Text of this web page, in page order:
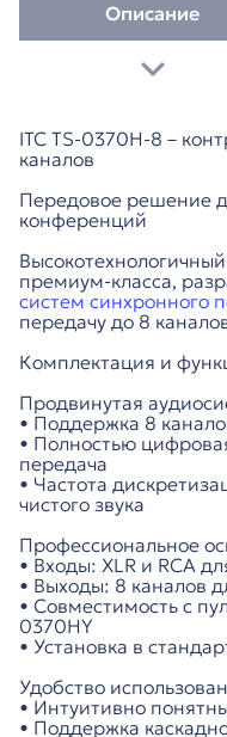
Описание
ITC TS-0370H-8 –
каналов
Передовое решение
конференций
премиум-класса,
систем синхронного
передачу до 8
Комплектация и
Продвинутая
• Поддержка 8
• Полностью
передача
• Частота
чистого звука
Профессиональное
• Входы: XLR и RCA
• Выходы: 8 каналов
• Совместимость с
0370HY
• Установка в
Удобство
• Интуитивно
• Поддержка